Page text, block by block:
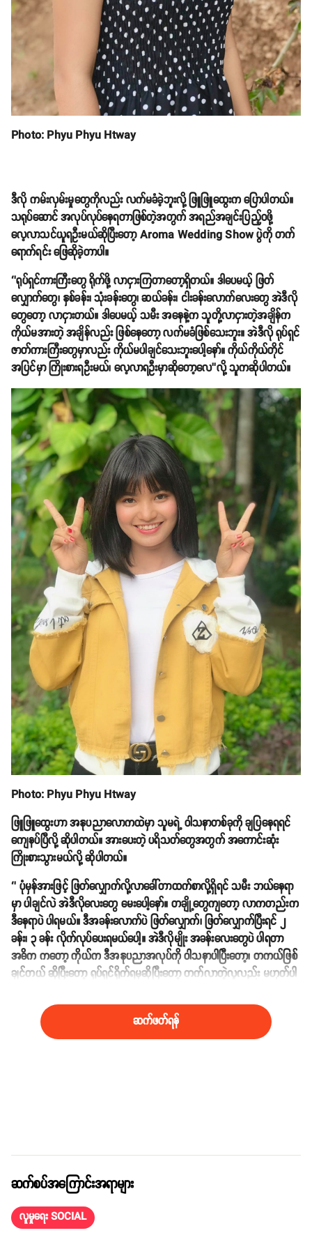
Photo: Phyu Phyu Htway
ဒီလို ကမ်းလှမ်းမှုတွေကိုလည်း လက်မခံခဲ့ဘူးလို့ ဖြူဖြူထွေးက ပြောပါတယ်။
သရုပ်ဆောင် အလုပ်လုပ်နေရတာဖြစ်တဲ့အတွက် အရည်အချင်းပြည့်ဝဖို့
လေ့လာသင်ယူရဦးမယ်ဆိုပြီးတော့ Aroma Wedding Show ပွဲကို တက်
ရောက်ရင်း ဖြေဆိုခဲ့တာပါ။
‘’ရုပ်ရှင်ကားကြီးတွေ ရိုက်ဖို့ လာငှားကြတာတော့ရှိတယ်။ ဒါပေမယ့် ဖြတ်
လျှောက်တွေ၊ နှစ်ခန်း၊ သုံးခန်းတွေ၊ ဆယ်ခန်း၊ ငါးခန်းလောက်လေးတွေ အဲဒီလို
တွေတော့ လာငှားတယ်။ ဒါပေမယ့် သမီး အနေနဲ့က သူတို့လာငှားတဲ့အချိန်က
ကိုယ်မအားတဲ့ အချိန်လည်း ဖြစ်နေတော့ လက်မခံဖြစ်သေးဘူး။ အဲဒီလို ရုပ်ရှင်
ဇာတ်ကားကြီးတွေမှာလည်း ကိုယ်မပါချင်သေးဘူးပေါ့နော်။ ကိုယ်ကိုယ်တိုင်
အပြင်မှာ ကြိုးစားရဦးမယ်၊ လေ့လာရဦးမှာဆိုတော့လေ’’လို့ သူကဆိုပါတယ်။
Photo: Phyu Phyu Htway
ဖြူဖြူထွေးဟာ အနုပညာလောကထဲမှာ သူမရဲ့ ဝါသနာတစ်ခုကို ချပြနေရရင်
ကျေနပ်ပြီလို့ ဆိုပါတယ်။ အားပေးတဲ့ ပရိသတ်တွေအတွက် အကောင်းဆုံး
ကြိုးစားသွားမယ်လို့ ဆိုပါတယ်။
‘’ ပုံမှန်အားဖြင့် ဖြတ်လျှောက်လို့လာခေါ်တာထက်စာလို့ရှိရင် သမီး ဘယ်နေရာ
မှာ ပါချင်လဲ အဲဒီလိုလေးတွေ မေးပေါ့နော်။ တချို့တွေကျတော့ လာကတည်းက
ဒီနေရာပဲ ပါရမယ်။ ဒီအခန်းလောက်ပဲ ဖြတ်လျှောက်၊ ဖြတ်လျှောက်ပြီးရင် ၂
ခန်း၊ ၃ ခန်း လိုက်လုပ်ပေးရမယ်ပေါ့။ အဲဒီလိုမျိုး အခန်းလေးတွေပဲ ပါရတာ
အဓိက ကတော့ ကိုယ်က ဒီအနုပညာအလုပ်ကို ဝါသနာပါပြီးတော့၊ တကယ်ဖြစ်
ချင်တယ် ဆိုပြီးတော့ ရုပ်ရှင်ရိုက်ရမှဆိုပြီးတော့ တက်လာတဲ့လူလည်း မဟုတ်ပါ
ဆက်ဖတ်ရန်
ဆက်စပ်အကြောင်းအရာများ
လူမှုရေး SOCIAL